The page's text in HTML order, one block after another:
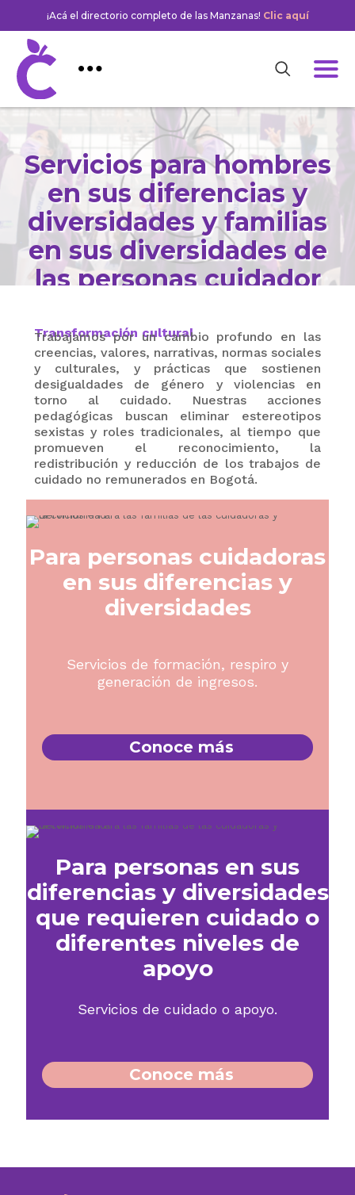
¡Acá el directorio completo de las Manzanas! Clic aquí
Servicios para hombres
en sus diferencias y
diversidades y familias
en sus diversidades de
las personas cuidador
Transformación cultural
Trabajamos por un cambio profundo en las
creencias, valores, narrativas, normas sociales
y culturales, y prácticas que sostienen
desigualdades de género y violencias en
torno al cuidado. Nuestras acciones
pedagógicas buscan eliminar estereotipos
sexistas y roles tradicionales, al tiempo que
promueven el reconocimiento, la
redistribución y reducción de los trabajos de
cuidado no remunerados en Bogotá.
Para personas cuidadoras
en sus diferencias y
diversidades
Servicios de formación, respiro y
generación de ingresos.
Conoce más​
Para personas en sus
diferencias y diversidades
que requieren cuidado o
diferentes niveles de
apoyo
Servicios de cuidado o apoyo.
Conoce más​